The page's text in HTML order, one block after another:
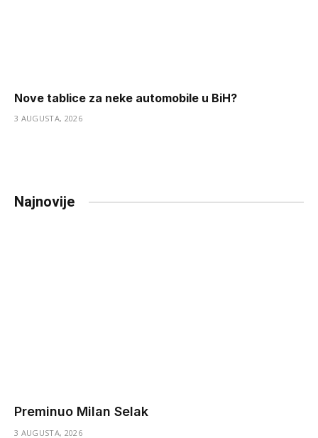
Nove tablice za neke automobile u BiH?
3 AUGUSTA, 2026
Najnovije
Preminuo Milan Selak
3 AUGUSTA, 2026